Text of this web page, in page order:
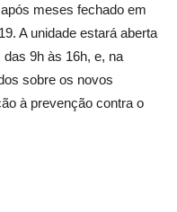
meses fechado em
A unidade estará aberta
9h às 16h, e, na
sobre os novos
à prevenção contra o